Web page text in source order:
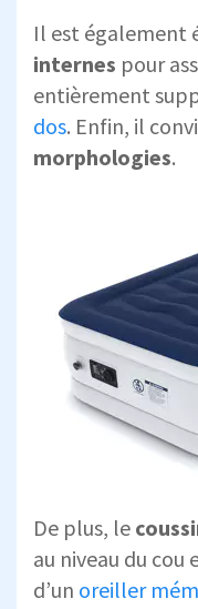
Il est également
internes pour
entièrement
dos. Enfin, il
morphologies.
De plus, le
au niveau du cou
d’un oreiller